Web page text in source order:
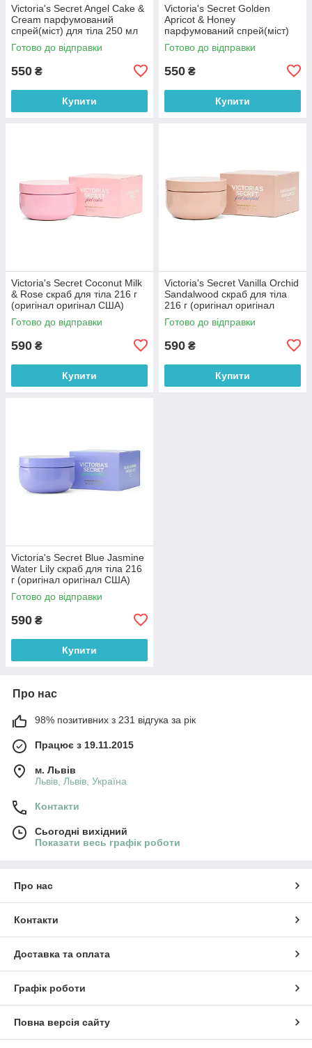
Victoria's Secret Angel Cake &
Cream парфумований
спрей(міст) для тіла 250 мл
(оригінал оригінал США)
Готово до відправки
550 ₴
Купити
Victoria's Secret Golden
Apricot & Honey
парфумований спрей(міст)
для тіла 250 мл (оригінал
оригінал США)
Готово до відправки
550 ₴
Купити
Victoria's Secret Coconut Milk
& Rose скраб для тіла 216 г
(оригінал оригінал США)
Готово до відправки
590 ₴
Купити
Victoria's Secret Vanilla Orchid
Sandalwood скраб для тіла
216 г (оригінал оригінал
США)
Готово до відправки
590 ₴
Купити
Victoria's Secret Blue Jasmine
Water Lily скраб для тіла 216
г (оригінал оригінал США)
Готово до відправки
590 ₴
Купити
Про нас
98% позитивних з 231 відгука за рік
Працює з 19.11.2015
м. Львів
Львів, Львів, Україна
Контакти
Сьогодні вихідний
Показати весь графік роботи
Про нас
Контакти
Доставка та оплата
Графік роботи
Повна версія сайту